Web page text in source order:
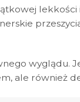
wyglądu.
ale również